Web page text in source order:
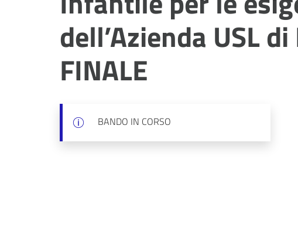
dell’Azienda USL
FINALE
BANDO IN CORSO